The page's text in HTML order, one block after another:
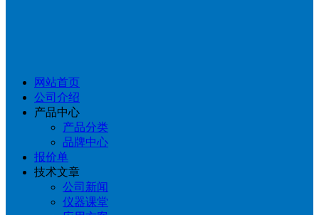
网站首页
公司介绍
产品中心
产品分类
品牌中心
报价单
技术文章
公司新闻
仪器课堂